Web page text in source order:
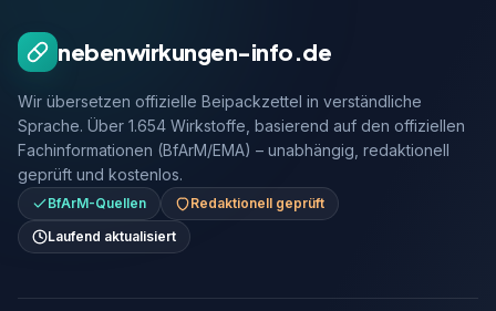
nebenwirkungen-info.de
Wir übersetzen offizielle Beipackzettel in verständliche
Sprache. Über 1.654 Wirkstoffe, basierend auf den offiziellen
Fachinformationen (BfArM/EMA) – unabhängig, redaktionell
geprüft und kostenlos.
BfArM-Quellen
Redaktionell geprüft
Laufend aktualisiert